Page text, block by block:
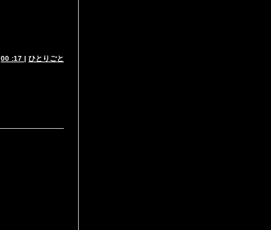
00 :17 | ひとりごと